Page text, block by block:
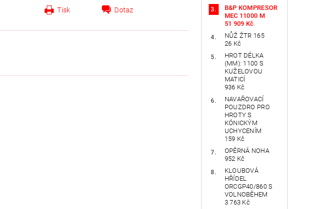
Tisk Dotaz
B&P KOMPRESOR
MEC 11000 M
51 909 Kč
NŮŽ ŽTR 165
26 Kč
HROT DÉLKA
(MM): 1100 S
KUŽELOVOU
MATICÍ
936 Kč
NAVAŘOVACÍ
POUZDRO PRO
HROTY S
KÓNICKÝM
UCHYCENÍM
159 Kč
OPĚRNÁ NOHA
952 Kč
KLOUBOVÁ
HŘÍDEL
ORCGP40/860 S
VOLNOBĚHEM
3 763 Kč